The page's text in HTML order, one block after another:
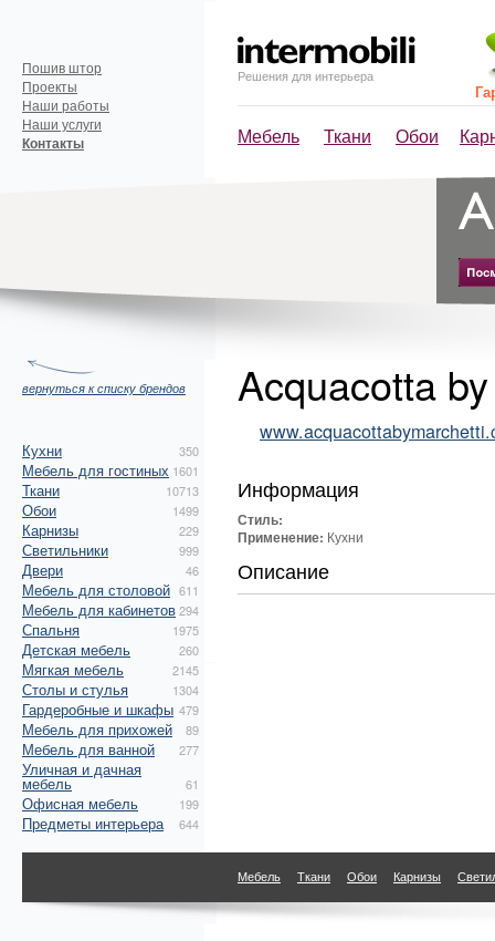
Решения для интерьера
Мебель Ткани Обои
Пошив штор
Проекты
Наши работы
Наши услуги
Контакты
вернуться к списку брендов
Кухни 350
Мебель для гостиных 1601
Ткани 10713
Обои 1499
Карнизы 229
Светильники 999
Двери 46
Мебель для столовой 611
Мебель для кабинетов294
Спальня 1975
Детская мебель 260
Мягкая мебель 2145
Столы и стулья 1304
Гардеробные и шкафы 479
Мебель для прихожей 89
Мебель для ванной 277
Уличная и дачная
мебель 61
Офисная мебель 199
Предметы интерьера 644
Acquacotta
Информация
Стиль:
Применение: Кухни
Описание
Мебель Ткани Обои Карнизы